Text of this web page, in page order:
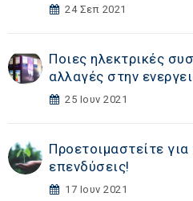
24 Σεπ 2021
Ποιες ηλεκτρικές
αλλαγές στην
25 Ιουν 2021
Προετοιμαστείτε για
επενδύσεις!
17 Ιουν 2021